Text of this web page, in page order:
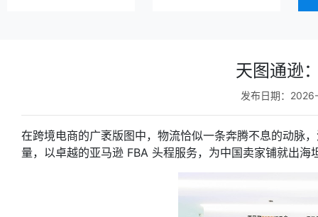
天图通逊
发布日期：
在跨境电商的广袤版图中，物流恰似一条奔腾不息的动脉
量，以卓越的亚马逊 FBA 头程服务，为中国卖家铺就出